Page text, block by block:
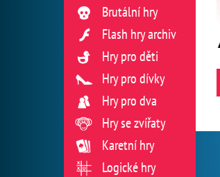
Brutální hry
Flash hry archiv
Hry pro děti
Hry pro dívky
Hry pro dva
Hry se zvířaty
Karetní hry
Logické hry